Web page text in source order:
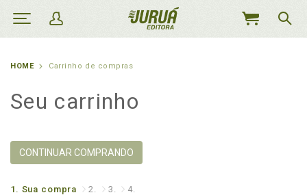
MEU
HOME Carrinho de compras
Seu carrinho
CONTINUAR COMPRANDO
1. Sua compra 2. 3. 4.